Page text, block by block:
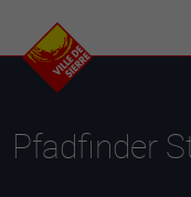
Pfadfinder